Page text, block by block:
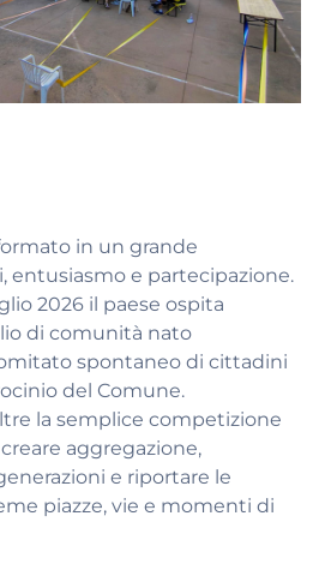
in un grande
entusiasmo e partecipazione.
2026 il paese ospita
di comunità nato
spontaneo di cittadini
del Comune.
la semplice competizione
aggregazione,
e riportare le
piazze, vie e momenti di